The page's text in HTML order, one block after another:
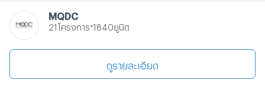
MQDC
21 โครงการ 1840ยูนิต
ดูรายละเอียด